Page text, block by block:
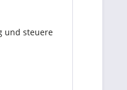
und steuere